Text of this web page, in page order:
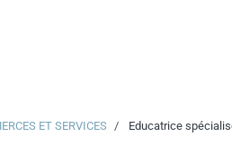
ET SERVICES Educatrice